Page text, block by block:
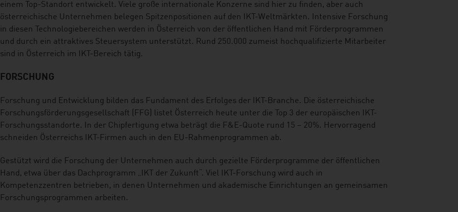
einem Top-Standort entwickelt. Viele große internationale Konzerne sind hier zu finden, aber auch
österreichische Unternehmen belegen Spitzenpositionen auf den IKT-Weltmärkten. Intensive Forschung
in diesen Technologiebereichen werden in Österreich von der öffentlichen Hand mit Förderprogrammen
und durch ein attraktives Steuersystem unterstützt. Rund 250.000 zumeist hochqualifizierte Mitarbeiter
sind in Österreich im IKT-Bereich tätig.
FORSCHUNG
Forschung und Entwicklung bilden das Fundament des Erfolges der IKT-Branche. Die österreichische
Forschungsförderungsgesellschaft (FFG) listet Österreich heute unter die Top 3 der europäischen IKT-
Forschungsstandorte. In der Chipfertigung etwa beträgt die F&E-Quote rund 15 – 20%. Hervorragend
schneiden Österreichs IKT-Firmen auch in den EU-Rahmenprogrammen ab.
Gestützt wird die Forschung der Unternehmen auch durch gezielte Förderprogramme der öffentlichen
Hand, etwa über das Dachprogramm „IKT der Zukunft“. Viel IKT-Forschung wird auch in
Kompetenzzentren betrieben, in denen Unternehmen und akademische Einrichtungen an gemeinsamen
Forschungsprogrammen arbeiten.